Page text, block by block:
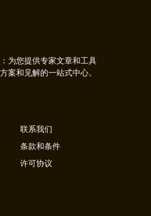
为您提供专家文章和工具
案和见解的一站式中心。
联系我们
条款和条件
许可协议